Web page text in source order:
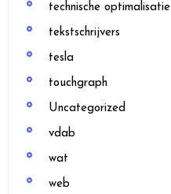
technische optimalisatie
tekstschrijvers
tesla
touchgraph
Uncategorized
vdab
wat
web